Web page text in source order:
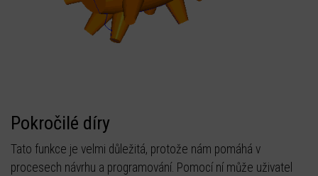
Pokročilé díry
Tato funkce je velmi důležitá, protože nám pomáhá v
procesech návrhu a programování. Pomocí ní může uživatel